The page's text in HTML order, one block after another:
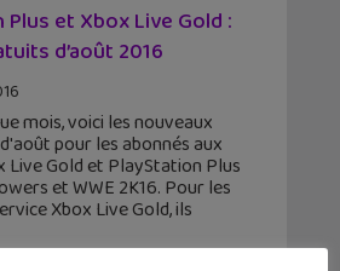
Plus et Xbox Live Gold :
d’août 2016
mois, voici les nouveaux
pour les abonnés aux
Live Gold et PlayStation Plus
et WWE 2K16. Pour les
Xbox Live Gold, ils